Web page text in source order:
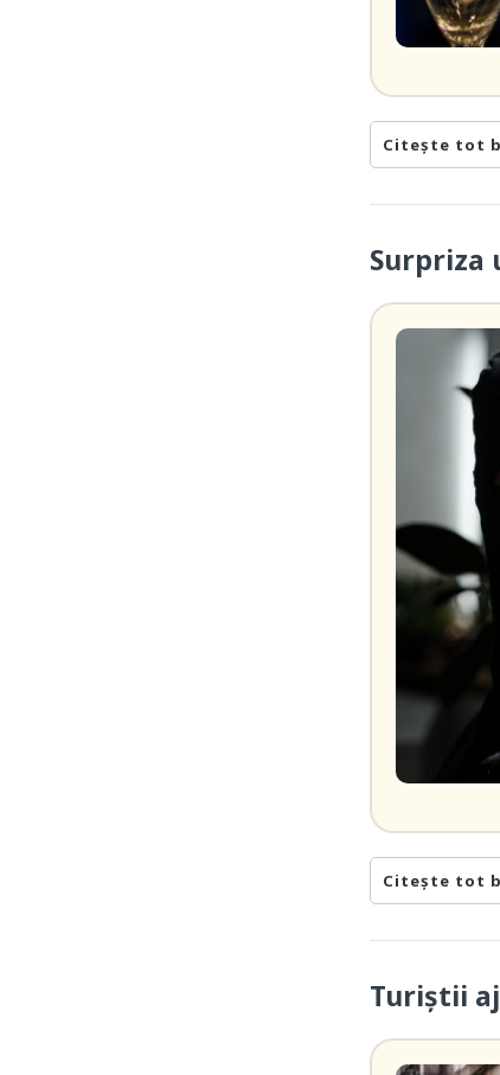
Citește tot
Surpriza
Citește tot
Turiștii